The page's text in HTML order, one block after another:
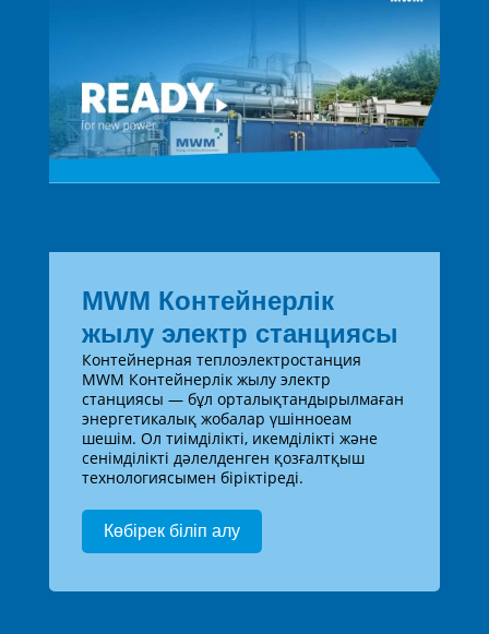
MWM Контейнерлік
жылу электр станциясы
Контейнерная теплоэлектростанция
MWM Контейнерлік жылу электр
станциясы — бұл орталықтандырылмаған
энергетикалық жобалар үшінноеам
шешім. Ол тиімділікті, икемділікті және
сенімділікті дәлелденген қозғалтқыш
технологиясымен біріктіреді.
Көбірек біліп алу